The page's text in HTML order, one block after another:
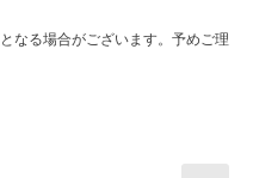
なる場合がございます。予めご理